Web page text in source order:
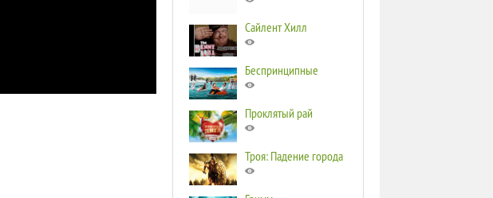
Сайлент Хилл
Беспринципные
Проклятый рай
Троя: Падение города